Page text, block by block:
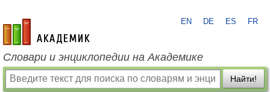
academic.ru
EN DE ES FR
Словари и энциклопедии на Академике
Найти!